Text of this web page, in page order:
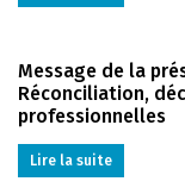
Message de la
Réconciliation,
professionnelles
Lire la suite